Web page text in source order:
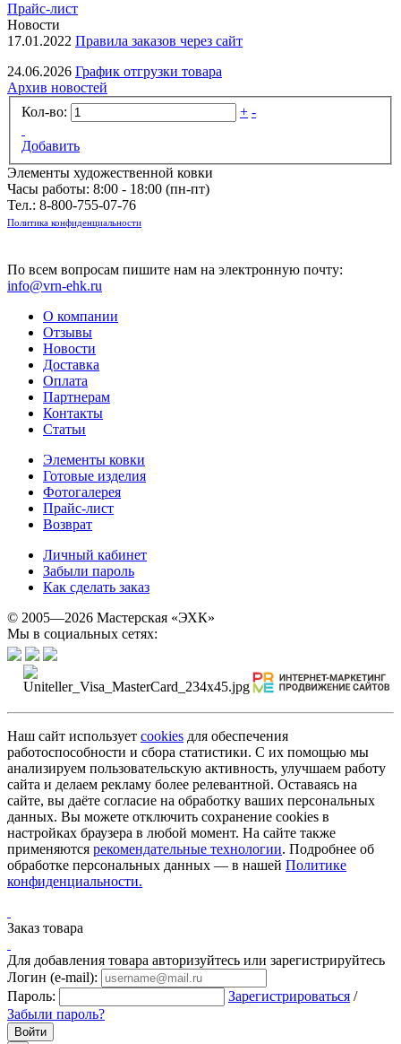
Прайс-лист
Новости
17.01.2022 Правила заказов через сайт
24.06.2026 График отгрузки товара
Архив новостей
Кол-во:
+ -
Добавить
Элементы художественной ковки
Часы работы: 8:00 - 18:00 (пн-пт)
Тел.: 8-800-755-07-76
Политика конфиденциальности
По всем вопросам пишите нам на электронную почту:
info@vrn-ehk.ru
О компании
Отзывы
Новости
Доставка
Оплата
Партнерам
Контакты
Статьи
Элементы ковки
Готовые изделия
Фотогалерея
Прайс-лист
Возврат
Личный кабинет
Забыли пароль
Как сделать заказ
© 2005—2026 Мастерская «ЭХК»
Мы в социальных сетях:
Наш сайт использует cookies для обеспечения
работоспособности и сбора статистики. С их помощью мы
анализируем пользовательскую активность, улучшаем работу
сайта и делаем рекламу более релевантной. Оставаясь на
сайте, вы даёте согласие на обработку ваших персональных
данных. Вы можете отключить сохранение cookies в
настройках браузера в любой момент. На сайте также
применяются рекомендательные технологии. Подробнее об
обработке персональных данных — в нашей Политике
конфиденциальности.
Заказ товара
Для добавления товара авторизуйтесь или зарегистрируйтесь
Логин (e-mail):
Пароль:
Зарегистрироваться /
Забыли пароль?